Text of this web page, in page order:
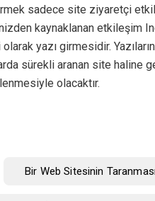
sadece site ziyaretçi
kaynaklanan etkileşim
yazı girmesidir.
sürekli aranan site haline
olacaktır.
Bir Web Sitesinin